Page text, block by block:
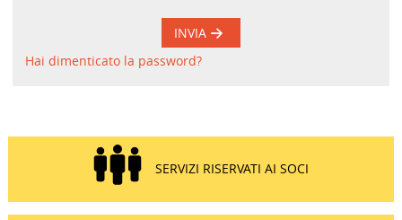
INVIA
Hai dimenticato la password?
SERVIZI RISERVATI AI SOCI